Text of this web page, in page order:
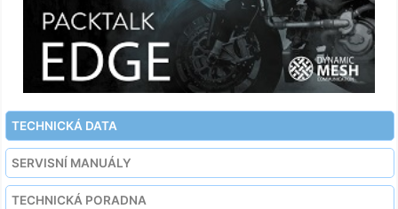
TECHNICKÁ DATA
SERVISNÍ MANUÁLY
TECHNICKÁ PORADNA